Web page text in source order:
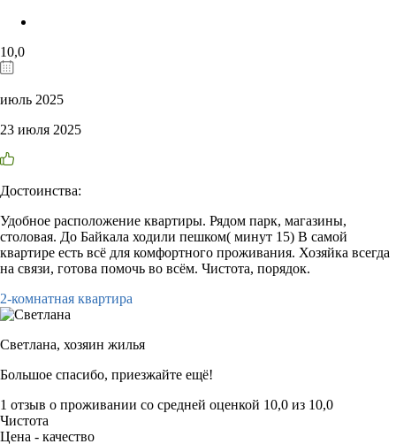
10,0
июль 2025
23 июля 2025
Достоинства:
Удобное расположение квартиры. Рядом парк, магазины,
столовая. До Байкала ходили пешком( минут 15) В самой
квартире есть всё для комфортного проживания. Хозяйка всегда
на связи, готова помочь во всём. Чистота, порядок.
2-комнатная квартира
Светлана, хозяин жилья
Большое спасибо, приезжайте ещё!
1 отзыв о проживании со средней оценкой 10,0 из 10,0
Чистота
Цена - качество